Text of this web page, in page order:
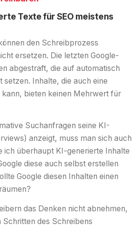
Texte für SEO meistens
den Schreibprozess
ersetzen. Die letzten Google-
abgestraft, die auf automatisch
Inhalte, die auch eine
kann, bieten keinen Mehrwert für
Suchanfragen seine KI-
anzeigt, muss man sich auch
ich überhaupt KI-generierte Inhalte
diese auch selbst erstellen
Google diesen Inhalten einen
das Denken nicht abnehmen,
des Schreibens